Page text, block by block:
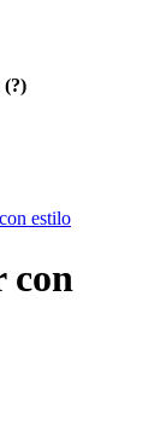
(?)
estilo
con